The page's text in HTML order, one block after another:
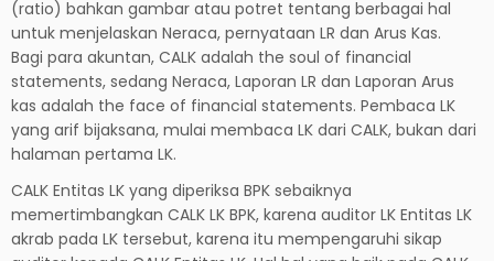
(ratio) bahkan gambar atau potret tentang berbagai hal
untuk menjelaskan Neraca, pernyataan LR dan Arus Kas.
Bagi para akuntan, CALK adalah the soul of financial
statements, sedang Neraca, Laporan LR dan Laporan Arus
kas adalah the face of financial statements. Pembaca LK
yang arif bijaksana, mulai membaca LK dari CALK, bukan dari
halaman pertama LK.
CALK Entitas LK yang diperiksa BPK sebaiknya
memertimbangkan CALK LK BPK, karena auditor LK Entitas LK
akrab pada LK tersebut, karena itu mempengaruhi sikap